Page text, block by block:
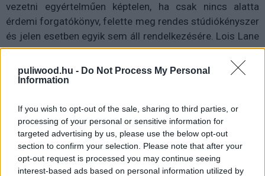
puliwood.hu - Do Not Process My Personal
Information
If you wish to opt-out of the sale, sharing to third parties, or
processing of your personal or sensitive information for
targeted advertising by us, please use the below opt-out
section to confirm your selection. Please note that after your
opt-out request is processed you may continue seeing
interest-based ads based on personal information utilized by
vezetni egyértelműen képtelen, ha csak nincs alatta
érdemi forgatókönyv, felette meg rendes stúdiókényszer
és jelen esetben egyik sem áll rendelkezésére. Lois Lane
most is csak a bajba jutott hölgy szerepét kapja,
Laurence Fishburne csak viccesnek szánt mondatokat
kap a szájába, Jeremy Irons cinikus Alfredja viszont
Gadot színre lépése Wonder Womanként hiába üdítő
ebben a macho farokméregetésben, ha jelenléte éppen
annyira fanservice, mint azIgazság Ligájatagjainak
röpke felbukkanása, Hans Zimmer zúzós rockbetétje ide
vagy oda. Temérdek remek ötlet és karakterfoszlány, de